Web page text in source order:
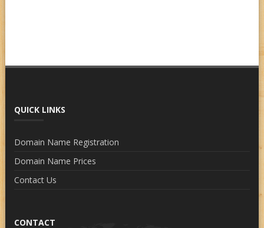
QUICK LINKS
Domain Name Registration
Domain Name Prices
Contact Us
CONTACT